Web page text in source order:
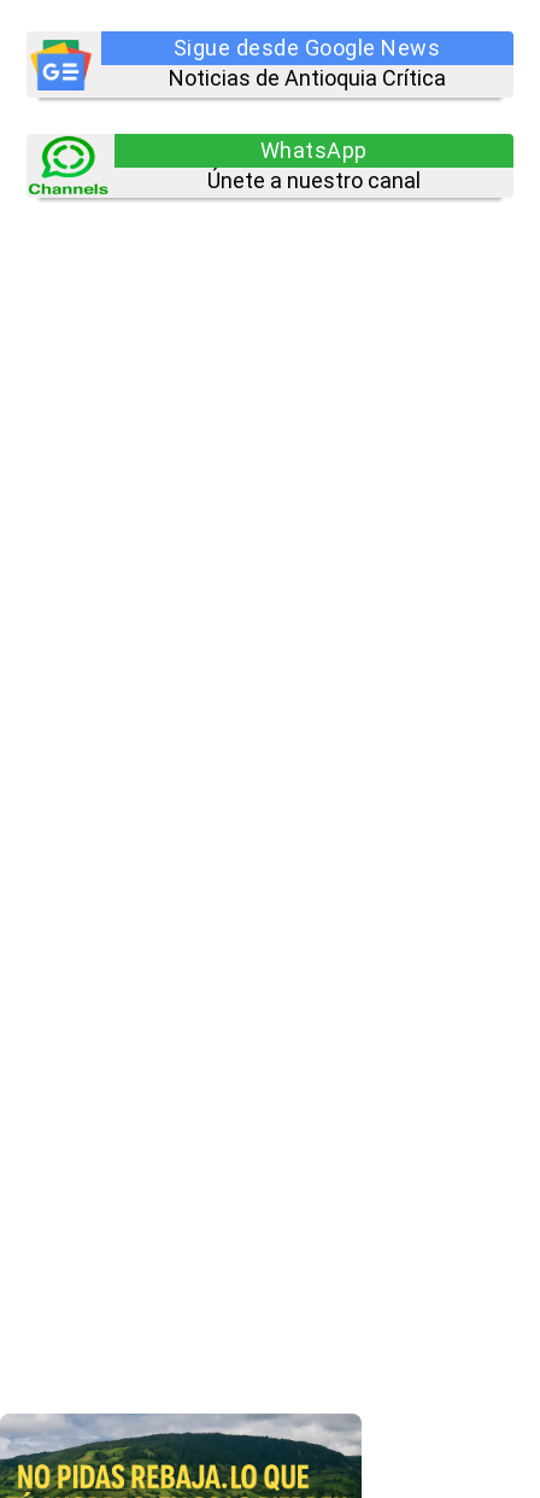
Sigue desde Google News
Noticias de Antioquia Crítica
WhatsApp
Únete a nuestro canal